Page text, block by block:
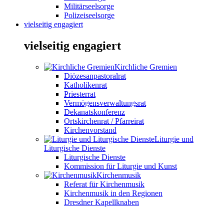
Militärseelsorge
Polizeiseelsorge
vielseitig engagiert
vielseitig engagiert
Kirchliche Gremien
Diözesanpastoralrat
Katholikenrat
Priesterrat
Vermögensverwaltungsrat
Dekanatskonferenz
Ortskirchenrat / Pfarreirat
Kirchenvorstand
Liturgie und
Liturgische Dienste
Liturgische Dienste
Kommission für Liturgie und Kunst
Kirchenmusik
Referat für Kirchenmusik
Kirchenmusik in den Regionen
Dresdner Kapellknaben